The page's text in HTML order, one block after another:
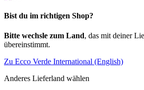
Bist du im richtigen Shop?
Bitte wechsle zum Land, das mit deiner
übereinstimmt.
Zu Ecco Verde International (English)
Anderes Lieferland wählen